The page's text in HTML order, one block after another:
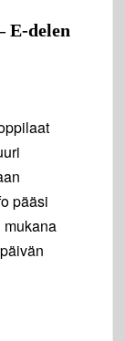
E-delen
pääsi